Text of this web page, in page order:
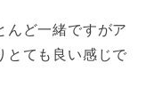
んど一緒ですがア
とても良い感じで